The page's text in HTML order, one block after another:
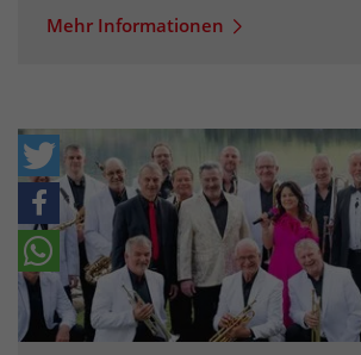
Mehr Informationen